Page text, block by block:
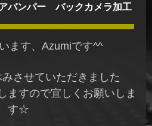
バンパー バックカメラ加工
ます、Azumiです^^
させていただきました
ますので宜しくお願いしま
す☆